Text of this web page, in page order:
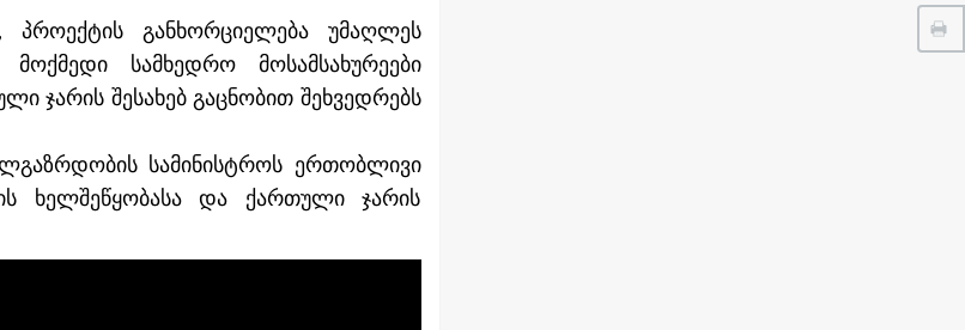
განხორციელება უმაღლეს
სამხედრო მოსამსახურეები
ჯარის შესახებ გაცნობით შეხვედრებს
სამინისტროს ერთობლივი
ხელშეწყობასა და ქართული ჯარის